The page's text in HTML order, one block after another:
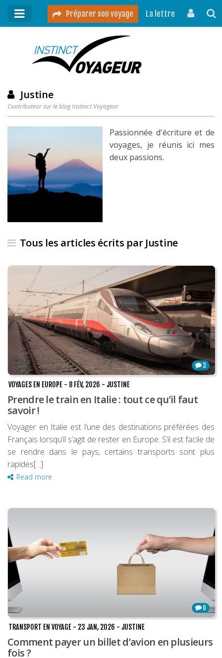
Préparer son voyage La lettre
Mon podcast
Destinations
Mes ressources pour voyager
Guides voyages
Contact
Mon journal de bord sur Instagram
Préparer son voyage
Destinations
LA LETTRE
Outils pour voyageur
Sites utiles
Réserver un vol !
Le logement en voyage
Assurance voyage !
LA carte bancaire
voyage !
Louer une voiture !
Justine
Contributeur sur le blog Instinct Voyageur
Passionnée d'écriture et de
voyages, je réunis ici mes
deux passions.
Tous les articles écrits par Justine
3
VOYAGES EN EUROPE - 8 FÉV, 2026 - JUSTINE
Prendre le train en Italie : tout ce qu’il faut
savoir !
Voyager en Italie est l’une des destinations préférées des
Français lorsqu’il s’agit de rester en Europe. S’il est facile de
se rendre dans le pays, certains transports sont plus
rapides[...]
Read more
0
TRANSPORT EN VOYAGE - 23 JAN, 2026 - JUSTINE
Comment payer un billet d’avion en plusieurs
fois ?